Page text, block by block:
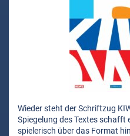
Wieder steht der Schriftzug
Spiegelung des Textes schafft
spielerisch über das Format